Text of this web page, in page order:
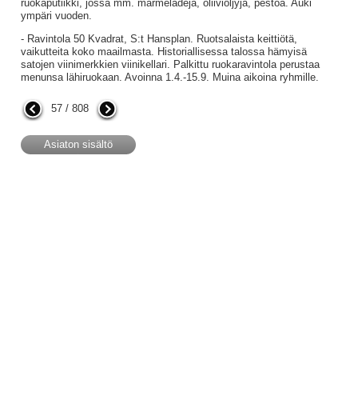
ruokaputiikki, jossa mm. marmeladeja, oliiviöljyjä, pestoa. Auki
ympäri vuoden.
- Ravintola 50 Kvadrat, S:t Hansplan. Ruotsalaista keittiötä,
vaikutteita koko maailmasta. Historiallisessa talossa hämyisä
satojen viinimerkkien viinikellari. Palkittu ruokaravintola perustaa
menunsa lähiruokaan. Avoinna 1.4.-15.9. Muina aikoina ryhmille.
57 / 808
Asiaton sisältö